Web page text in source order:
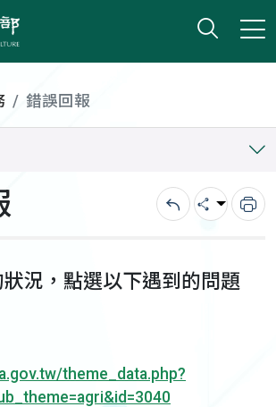
打開
小版
錯誤回報
回上一頁
分享 列
況，點選以下遇到的問題
theme_data.php?